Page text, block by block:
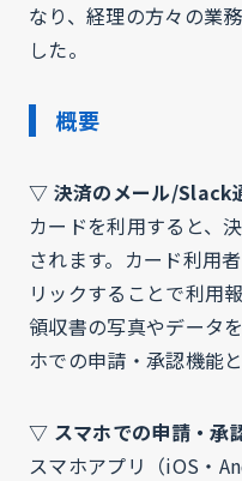
なり、経理の方々の業
した。
概要
▽ 決済のメール/Slack
カードを利用すると、
されます。カード利用
リックすることで利用
領収書の写真やデータ
ホでの申請・承認機能
▽ スマホでの申請・承
スマホアプリ（iOS・